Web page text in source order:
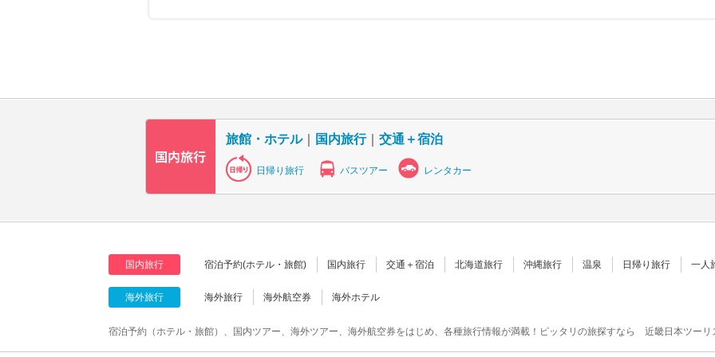
旅館・ホテル｜ 国内旅行｜ 交通＋宿泊
日帰り旅行 バスツアー レンタカー
国内旅行 宿泊予約(ホテル・旅館) 国内旅行 交通＋宿泊 北海道旅行 沖縄旅行 温泉 日帰り旅行 一人
海外旅行 海外旅行 海外航空券 海外ホテル
宿泊予約（ホテル・旅館）、国内ツアー、海外ツアー、海外航空券をはじめ、各種旅行情報が満載！ピッタリの旅探すなら 近畿日本ツーリ